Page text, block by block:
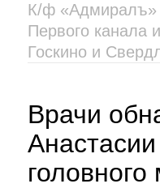
К/ф «Адмиралъ»
Первого канала
Госкино и
Врачи
головного